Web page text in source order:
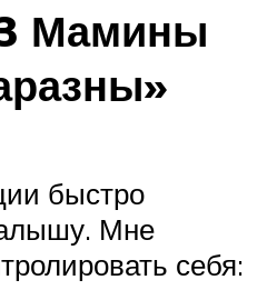
Мамины
быстро
Мне
себя: